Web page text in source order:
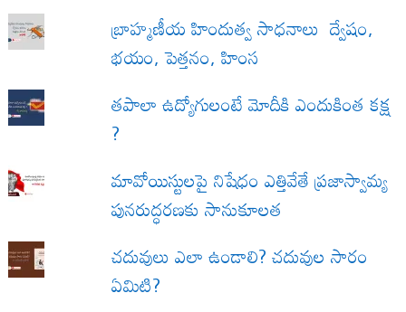
బ్రాహ్మణీయ హిందుత్వ సాధనాలు ద్వేషం,
భయం, పెత్తనం, హింస
త‌పాలా ఉద్యోగులంటే మోదీకి ఎందుకింత కక్ష
?
మావోయిస్టులపై నిషేధం ఎత్తివేతే ప్రజాస్వామ్య
పునరుద్ధరణకు సానుకూలత
చదువులు ఎలా ఉండాలి? చదువుల సారం
ఏమిటి?